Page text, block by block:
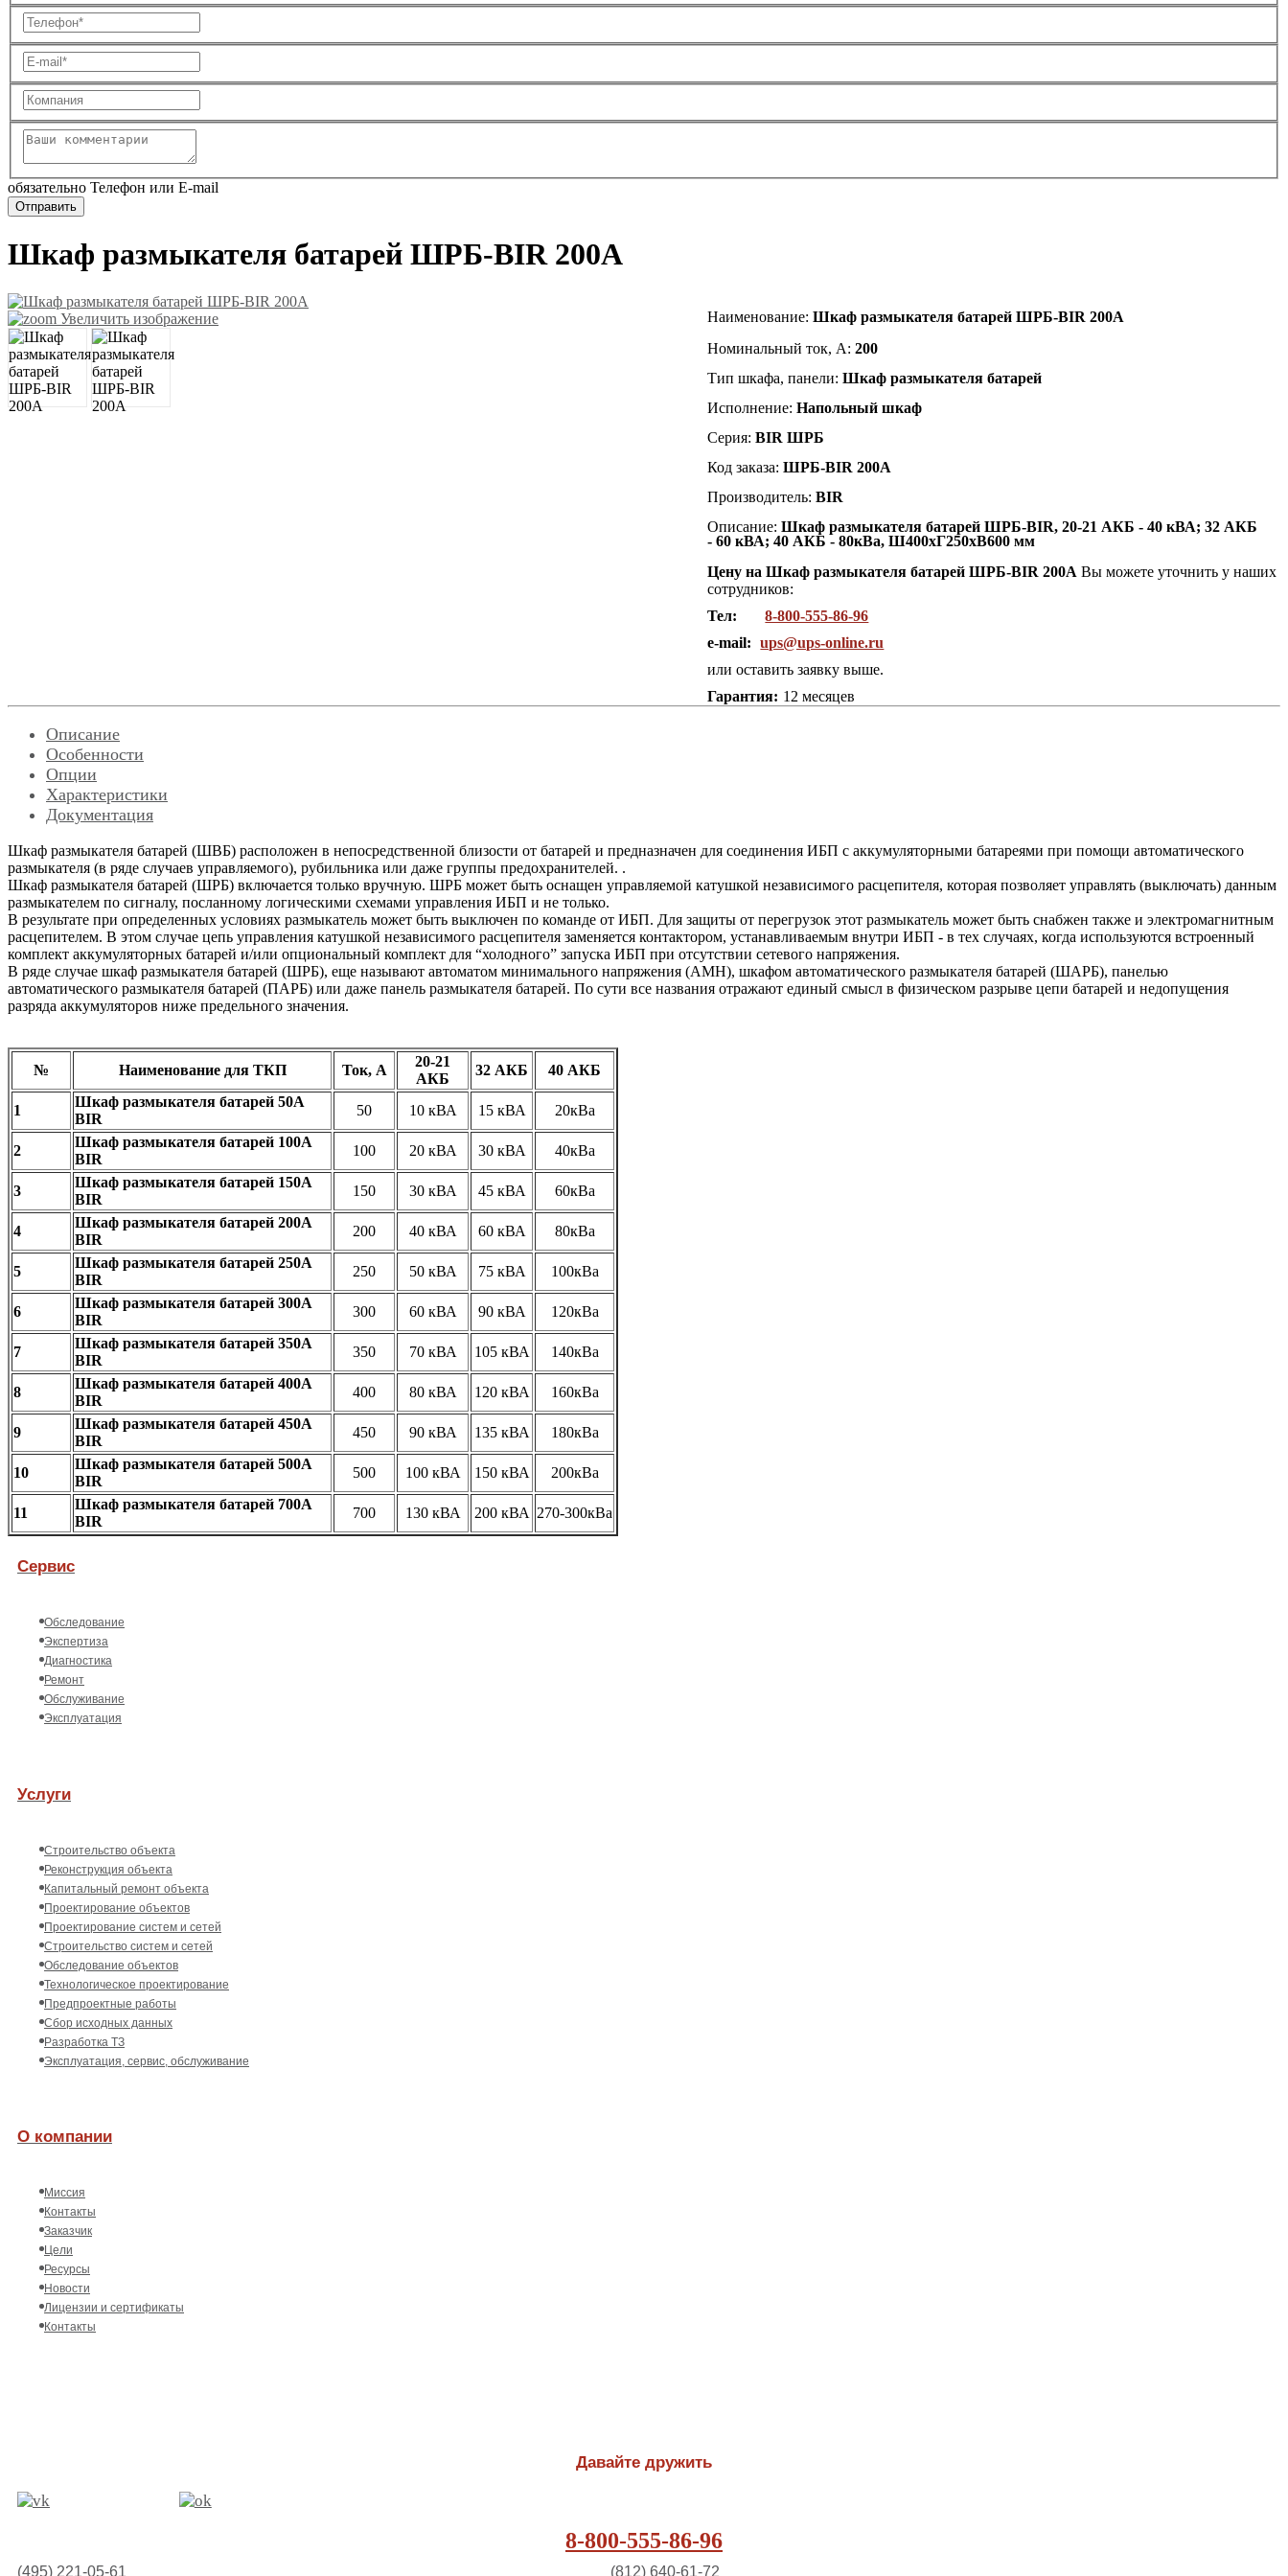
обязательно Телефон или E-mail
Шкаф размыкателя батарей ШРБ-BIR 200А
Увеличить изображение Наименование:Шкаф размыкателя батарей ШРБ-BIR 200А
Номинальный ток, А:200
Тип шкафа, панели:Шкаф размыкателя батарей
Исполнение: Напольный шкаф
Серия: BIR ШРБ
Код заказа:ШРБ-BIR 200А
Производитель:BIR
Описание: Шкаф размыкателя батарей ШРБ-BIR, 20-21 АКБ - 40 кВА; 32 АКБ
- 60 кВА; 40 АКБ - 80кВа, Ш400хГ250хВ600 мм
Цену на Шкаф размыкателя батарей ШРБ-BIR 200АВы можете уточнить у наших
сотрудников:
Тел:
8-800-555-86-96
e-mail:
ups@ups-online.ru
или оставить заявку выше.
Гарантия: 12 месяцев
Описание
Особенности
Опции
Характеристики
Документация
Шкаф размыкателя батарей (ШВБ) расположен в непосредственной близости от батарей и предназначен для соединения ИБП с аккумуляторными батареями при помощи автоматического
размыкателя (в ряде случаев управляемого), рубильника или даже группы предохранителей. .
Шкаф размыкателя батарей (ШРБ) включается только вручную. ШРБ может быть оснащен управляемой катушкой независимого расцепителя, которая позволяет управлять (выключать) данным
размыкателем по сигналу, посланному логическими схемами управления ИБП и не только.
В результате при определенных условиях размыкатель может быть выключен по команде от ИБП. Для защиты от перегрузок этот размыкатель может быть снабжен также и электромагнитным
расцепителем. В этом случае цепь управления катушкой независимого расцепителя заменяется контактором, устанавливаемым внутри ИБП - в тех случаях, когда используются встроенный
комплект аккумуляторных батарей и/или опциональный комплект для “холодного” запуска ИБП при отсутствии сетевого напряжения.
В ряде случае шкаф размыкателя батарей (ШРБ), еще называют автоматом минимального напряжения (АМН), шкафом автоматического размыкателя батарей (ШАРБ), панелью
автоматического размыкателя батарей (ПАРБ) или даже панель размыкателя батарей. По сути все названия отражают единый смысл в физическом разрыве цепи батарей и недопущения
разряда аккумуляторов ниже предельного значения.
№ Наименование для ТКП Ток, А
20-21
АКБ
32 АКБ 40 АКБ
1
Шкаф размыкателя батарей 50А
BIR
50 10 кВА 15 кВА 20кВа
2
Шкаф размыкателя батарей 100А
BIR
100 20 кВА 30 кВА 40кВа
3
Шкаф размыкателя батарей 150А
BIR
150 30 кВА 45 кВА 60кВа
4
Шкаф размыкателя батарей 200А
BIR
200 40 кВА 60 кВА 80кВа
5
Шкаф размыкателя батарей 250А
BIR
250 50 кВА 75 кВА 100кВа
6
Шкаф размыкателя батарей 300А
BIR
300 60 кВА 90 кВА 120кВа
7
Шкаф размыкателя батарей 350А
BIR
350 70 кВА 105 кВА 140кВа
8
Шкаф размыкателя батарей 400А
BIR
400 80 кВА 120 кВА 160кВа
9
Шкаф размыкателя батарей 450А
BIR
450 90 кВА 135 кВА 180кВа
10
Шкаф размыкателя батарей 500А
BIR
500 100 кВА 150 кВА 200кВа
11
Шкаф размыкателя батарей 700А
BIR
700 130 кВА 200 кВА 270-300кВа
Сервис
Обследование
Экспертиза
Диагностика
Ремонт
Обслуживание
Эксплуатация
Услуги
Строительство объекта
Реконструкция объекта
Капитальный ремонт объекта
Проектирование объектов
Проектирование систем и сетей
Строительство систем и сетей
Обследование объектов
Технологическое проектирование
Предпроектные работы
Сбор исходных данных
Разработка ТЗ
Эксплуатация, сервис, обслуживание
О компании
Миссия
Контакты
Заказчик
Цели
Ресурсы
Новости
Лицензии и сертификаты
Контакты
Давайте дружить
8-800-555-86-96
(495) 221-05-61 (812) 640-61-72